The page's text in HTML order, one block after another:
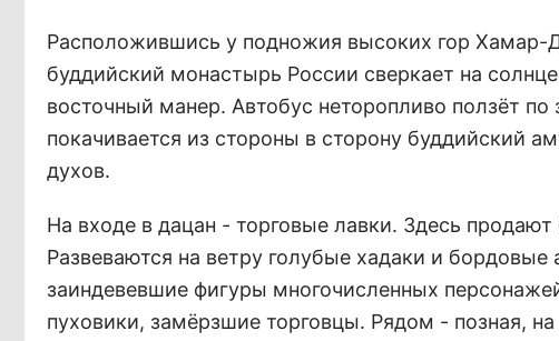
Расположившись у подножия высоких гор Хамар-
буддийский монастырь России сверкает на
восточный манер. Автобус неторопливо ползёт
покачивается из стороны в сторону буддийский
духов.
На входе в дацан - торговые лавки. Здесь
Развеваются на ветру голубые хадаки и
заиндевевшие фигуры многочисленных
пуховики, замёрзшие торговцы. Рядом - позная,